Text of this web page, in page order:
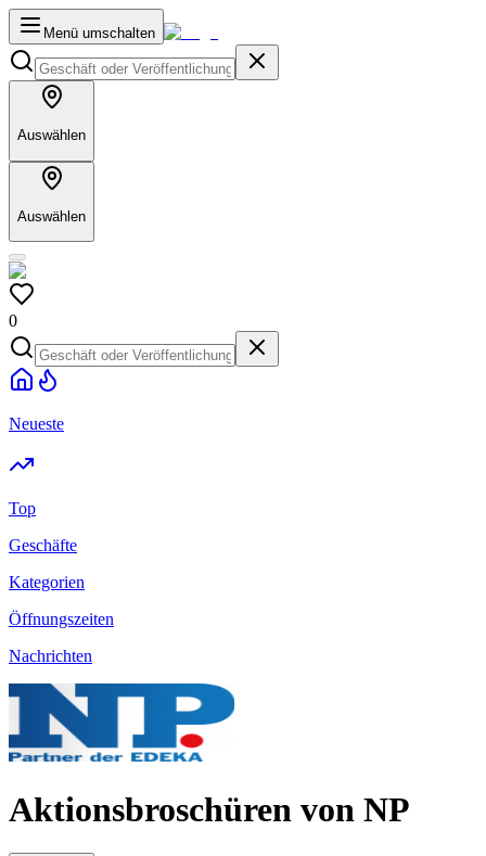
Menü umschalten
Auswählen
Auswählen
0
Neueste
Top
Geschäfte
Kategorien
Öffnungszeiten
Nachrichten
Aktionsbroschüren von NP